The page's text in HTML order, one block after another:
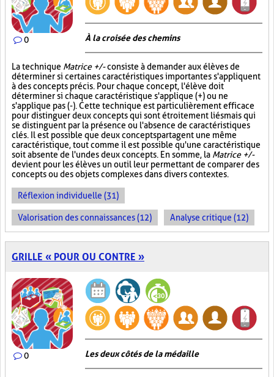
0 À la croisée des chemins
La technique Matrice +/-consiste à demander aux élèves de
déterminer si certaines caractéristiques importantes s'appliquent
à des concepts précis. Pour chaque concept, l'élève doit
déterminer si chaque caractéristique s'applique (+) ou ne
s'applique pas (-). Cette technique est particulièrement efficace
pour distinguer deux concepts qui sont étroitement liés mais qui
se distinguent par la présence ou l'absence de caractéristiques
clés. Il est possible que deux concepts partagent une même
caractéristique, tout comme il est possible qu'une caractéristique
soit absente de l'un des deux concepts. En somme, la Matrice +/-
devient pour les élèves un outil leur permettant de comparer des
concepts ou des objets complexes dans divers contextes.
Réflexion individuelle (31)
Valorisation des connaissances (12) Analyse critique (12)
GRILLE « POUR OU CONTRE »
0 Les deux côtés de la médaille